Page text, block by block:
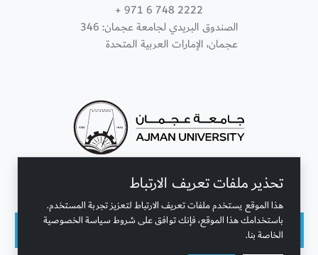
تحذير ملفات تعريف الارتباط
هذا الموقع يستخدم ملفات تعريف الارتباط لتعزيز تجربة المستخدم.
باستخدامك هذا الموقع، فإنك توافق على شروط سياسة الخصوصية
الخاصة بنا.
+ 971 6 748 2222
الصندوق البريدي لجامعة عجمان: 346
عجمان، الإمارات العربية المتحدة
تواصل معنا